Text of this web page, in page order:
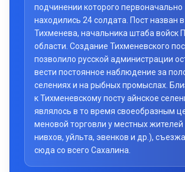
подчинении которого первоначально
находились 24 солдата. Пост назван в
Тихменева, начальника штаба войск
области. Создание Тихменевского
позволило русской администрации
вести постоянное наблюдение за
селениях и на рыбных промыслах.
к Тихменевскому посту айнское
являлось в то время своеобразным
меновой торговли у местных жителей
нивхов, уйльта, эвенков и др.),
сюда со всего Сахалина.